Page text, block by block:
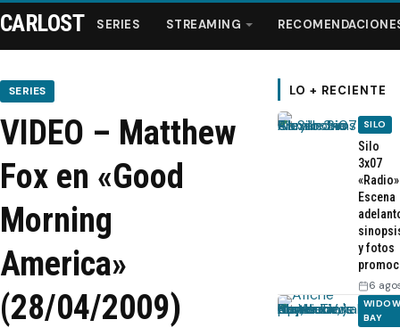
Series
Streaming
Recomendaciones
CARLOST SERIES STREAMING
SERIES
VIDEO – Matthew
Fox en «Good
Morning
America»
(28/04/2009)
LO + RECIENTE
SILO
Silo
3x07
Escena
y fotos
6
BAY